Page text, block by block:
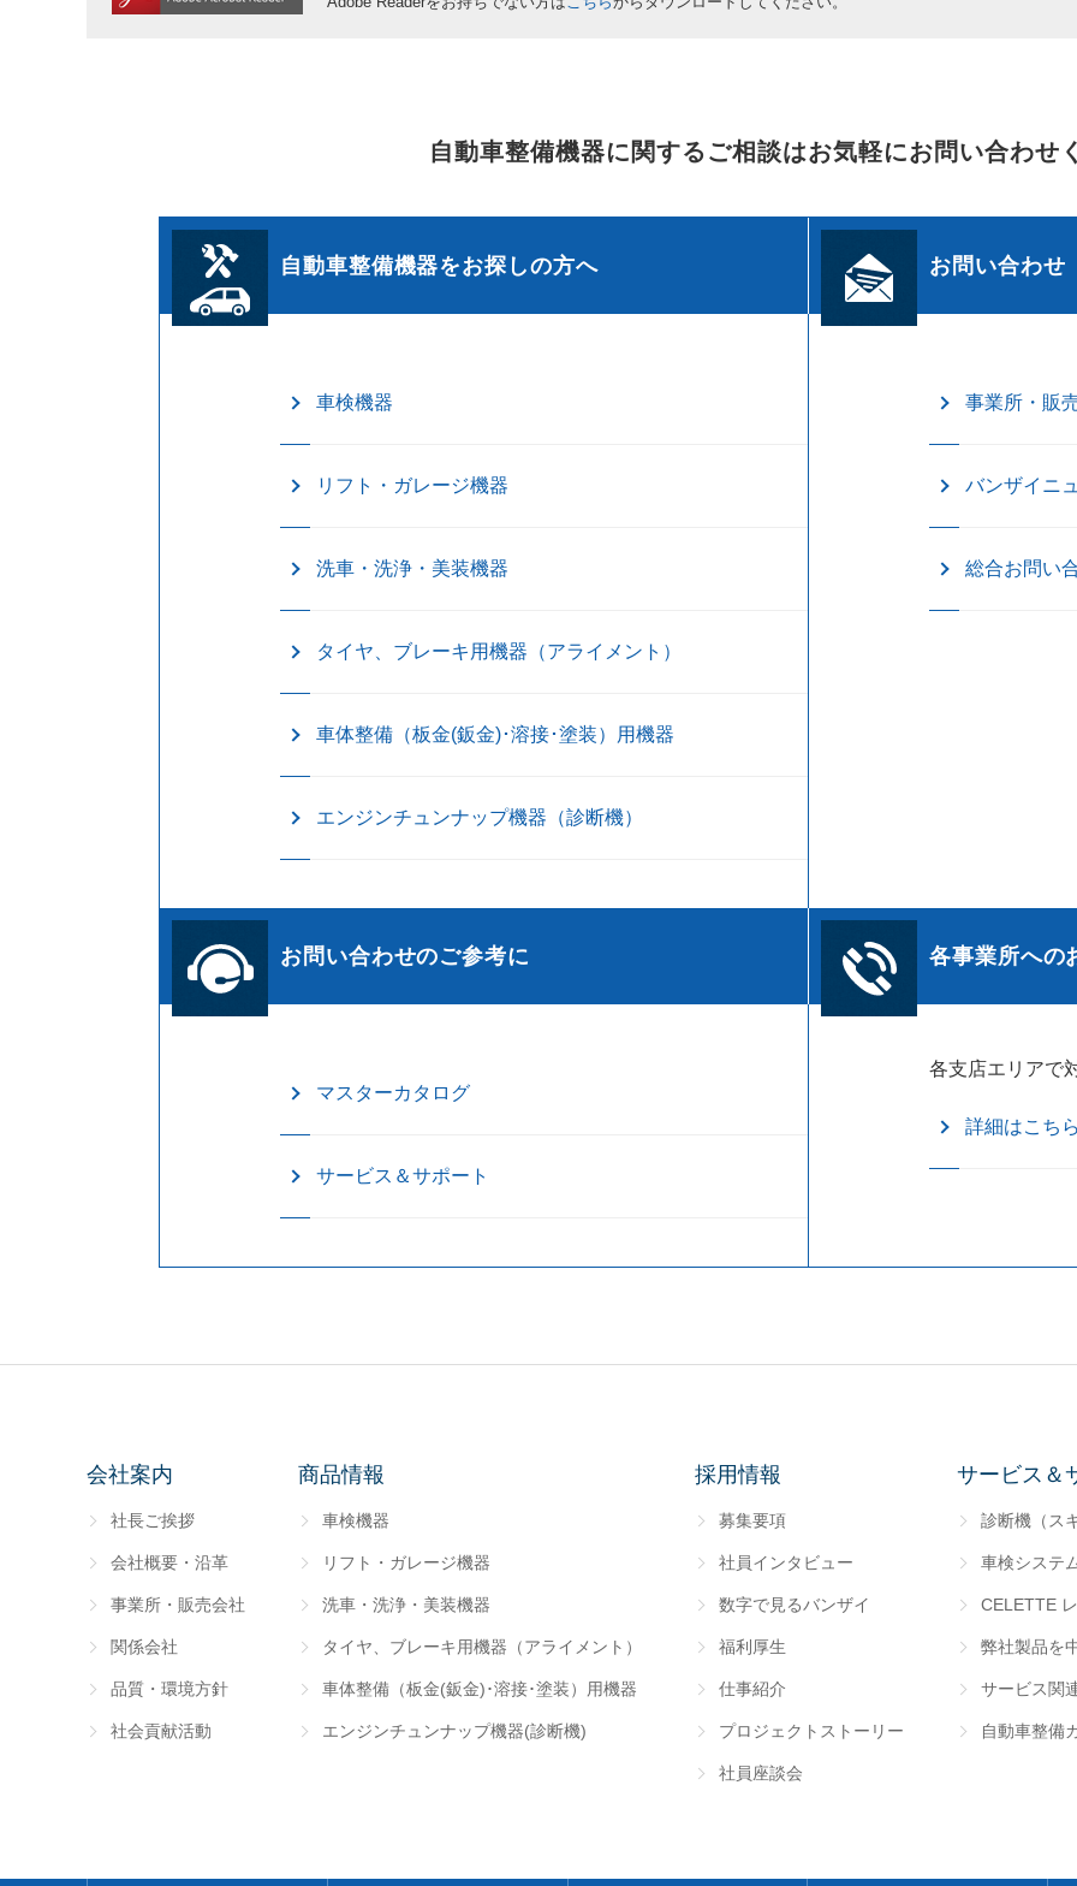
自動車整備機器に関するご相談はお気軽にお問い合わせ
自動車整備機器をお探しの方へ
車検機器
リフト・ガレージ機器
洗車・洗浄・美装機器
タイヤ、ブレーキ用機器（アライメント）
車体整備（板金(鈑金)･溶接･塗装）用機器
エンジンチュンナップ機器（診断機）
お問い合わせ
事業所・販
バンザイニ
総合お問い
お問い合わせのご参考に
マスターカタログ
サービス＆サポート
各事業所への
各支店エリアで
詳細はこちら
会社案内
社長ご挨拶
会社概要・沿革
事業所・販売会社
関係会社
品質・環境方針
社会貢献活動
商品情報
車検機器
リフト・ガレージ機器
洗車・洗浄・美装機器
タイヤ、ブレーキ用機器（アライメント）
車体整備（板金(鈑金)･溶接･塗装）用機器
エンジンチュンナップ機器(診断機)
採用情報
募集要項
社員インタビュー
数字で見るバンザイ
福利厚生
仕事紹介
プロジェクトストーリー
社員座談会
サービス＆
診断機（ス
車検システ
CELETTE
弊社製品を
サービス関
自動車整備